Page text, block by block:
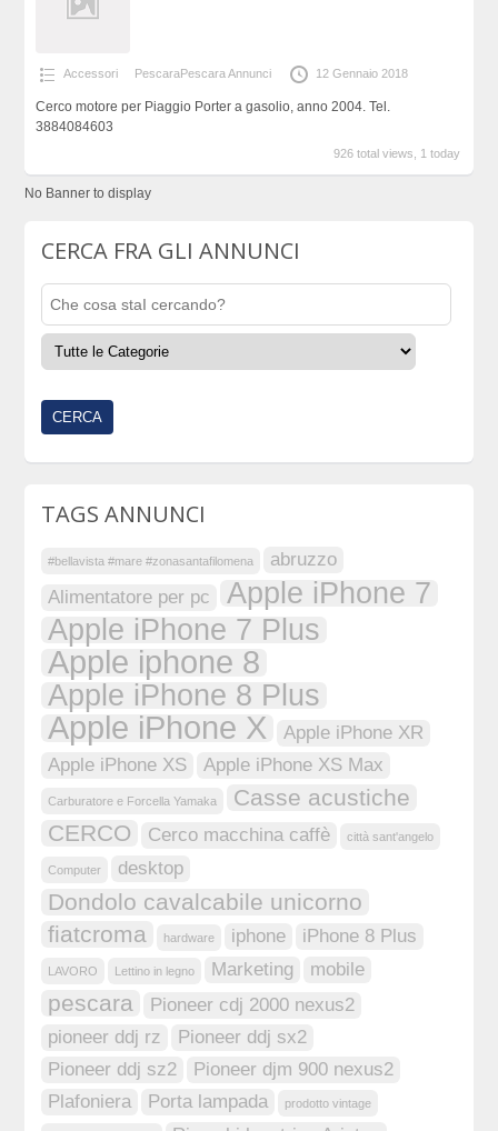
Accessori PescaraPescara Annunci 12 Gennaio 2018
Cerco motore per Piaggio Porter a gasolio, anno 2004. Tel.
3884084603
926 total views, 1 today
No Banner to display
CERCA FRA GLI ANNUNCI
TAGS ANNUNCI
#bellavista #mare #zonasantafilomena
abruzzo
Alimentatore per pc
Apple iPhone 7
Apple iPhone 7 Plus
Apple iphone 8
Apple iPhone 8 Plus
Apple iPhone X
Apple iPhone XR
Apple iPhone XS
Apple iPhone XS Max
Carburatore e Forcella Yamaka
Casse acustiche
CERCO
Cerco macchina caffè città sant'angelo
Computer desktop
Dondolo cavalcabile unicorno
fiatcroma
hardware iphone iPhone 8 Plus
LAVORO Lettino in legno Marketing mobile
pescara
Pioneer cdj 2000 nexus2
pioneer ddj rz
Pioneer ddj sx2
Pioneer ddj sz2
Pioneer djm 900 nexus2
Plafoniera
Porta lampada prodotto vintage